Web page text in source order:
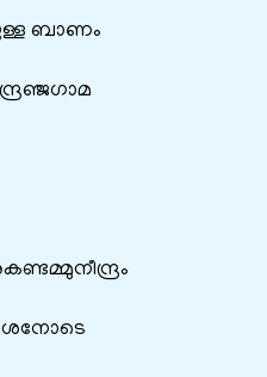
ബാണം